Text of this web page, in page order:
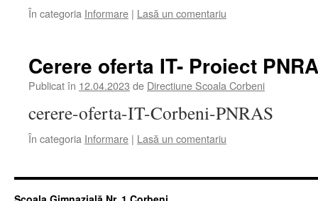
În categoria Informare | Lasă un comentariu
Cerere oferta IT- Proiect
Publicat în 12.04.2023 de Directiune Scoala Corbeni
cerere-oferta-IT-Corbeni-PNRAS
În categoria Informare | Lasă un comentariu